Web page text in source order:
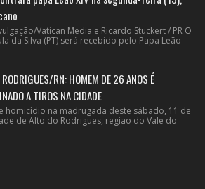
Vatican Media e Ricardo Stuckert / PR O
da Silva (PT) será recebido pelo Papa Leão
RODRIGUES/RN: HOMEM DE 26 ANOS É
A TIROS NA CIDADE
homicídio na madrugada deste sábado, 11 de
de Alto do Rodrigues, regiao do Vale do